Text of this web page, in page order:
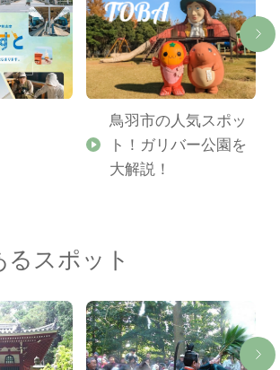
鳥羽市の人気スポッ
ト！ガリバー公園を
大解説！
るスポット